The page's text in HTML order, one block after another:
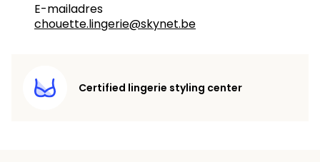
E-mailadres
chouette.lingerie@skynet.be
Certified lingerie styling center